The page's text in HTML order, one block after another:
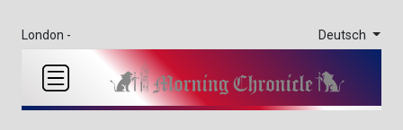
London - Deutsch